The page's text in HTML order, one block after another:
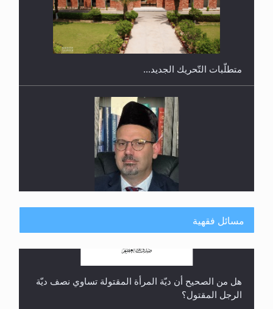
متطلَّبات التّحريك الجديد...
رأيٌ في لغة المسيح الموعود عليه السلام.. 4...
مسائل فقهية